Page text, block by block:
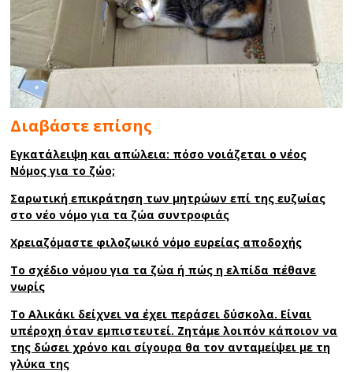
Διαβάστε επίσης
Εγκατάλειψη και απώλεια: πόσο νοιάζεται ο νέος
Νόμος για το ζώο;
Σαρωτική επικράτηση των μητρώων επί της ευζωίας
στο νέο νόμο για τα ζώα συντροφιάς
Χρειαζόμαστε φιλοζωικό νόμο ευρείας αποδοχής
Το σχέδιο νόμου για τα ζώα ή πώς η ελπίδα πέθανε
νωρίς
Το Αλικάκι δείχνει να έχει περάσει δύσκολα. Είναι
υπέροχη όταν εμπιστευτεί. Ζητάμε λοιπόν κάποιον να
της δώσει χρόνο και σίγουρα θα τον ανταμείψει με τη
γλύκα της